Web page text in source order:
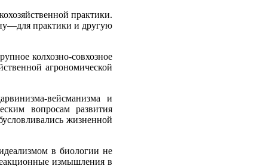
практики.
практики и другую
колхозно-совхозное
агрономической
вейсманизма и
вопросам развития
жизненной
в биологии не
измышления в